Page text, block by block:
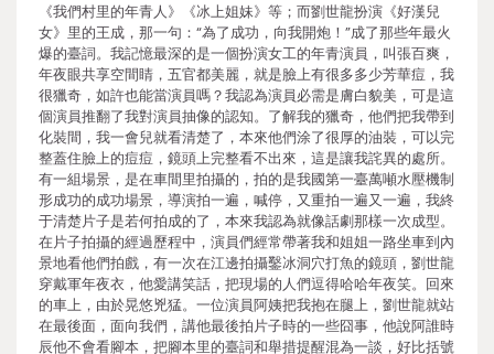
《我們村里的年青人》《冰上姐妹》等；而劉世龍扮演《好漢兒
女》里的王成，那一句：“為了成功，向我開炮！”成了那些年最火
爆的臺詞。我記憶最深的是一個扮演女工的年青演員，叫張百爽，
年夜眼共享空間睛，五官都美麗，就是臉上有很多多少芳華痘，我
很獵奇，如許也能當演員嗎？我認為演員必需是膚白貌美，可是這
個演員推翻了我對演員抽像的認知。了解我的獵奇，他們把我帶到
化裝間，我一會兒就看清楚了，本來他們涂了很厚的油裝，可以完
整蓋住臉上的痘痘，鏡頭上完整看不出來，這是讓我詫異的處所。
有一組場景，是在車間里拍攝的，拍的是我國第一臺萬噸水壓機制
形成功的成功場景，導演拍一遍，喊停，又重拍一遍又一遍，我終
于清楚片子是若何拍成的了，本來我認為就像話劇那樣一次成型。
在片子拍攝的經過歷程中，演員們經常帶著我和姐姐一路坐車到內
景地看他們拍戲，有一次在江邊拍攝鑿冰洞穴打魚的鏡頭，劉世龍
穿戴軍年夜衣，他愛講笑話，把現場的人們逗得哈哈年夜笑。回來
的車上，由於晃悠兇猛。一位演員阿姨把我抱在腿上，劉世龍就站
在最後面，面向我們，講他最後拍片子時的一些囧事，他說阿誰時
辰他不會看腳本，把腳本里的臺詞和舉措提醒混為一談，好比括號